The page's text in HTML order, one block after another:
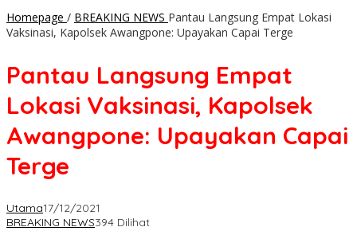
Homepage / BREAKING NEWS Pantau Langsung Empat Lokasi
Vaksinasi, Kapolsek Awangpone: Upayakan Capai Terge
Pantau Langsung Empat
Lokasi Vaksinasi, Kapolsek
Awangpone: Upayakan Capai
Terge
Utama17/12/2021
BREAKING NEWS394 Dilihat